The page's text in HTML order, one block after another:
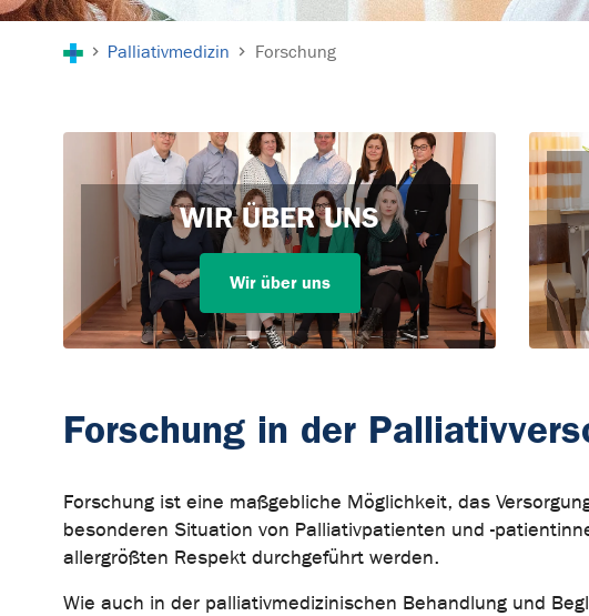
Palliativmedizin Forschung
WIR ÜBER UNS
Wir über uns
Forschung in der
Forschung ist eine maßgebliche Möglichkeit, das
besonderen Situation von Palliativpatienten und -
allergrößten Respekt durchgeführt werden.
Wie auch in der palliativmedizinischen Behandlung und